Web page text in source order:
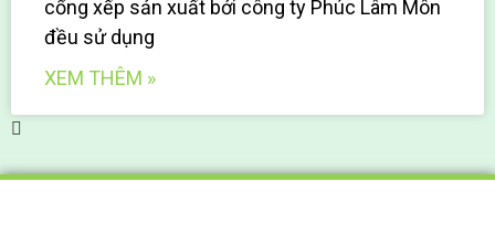
cổng xếp sản xuất bởi công ty Phúc Lâm Môn
đều sử dụng
XEM THÊM »